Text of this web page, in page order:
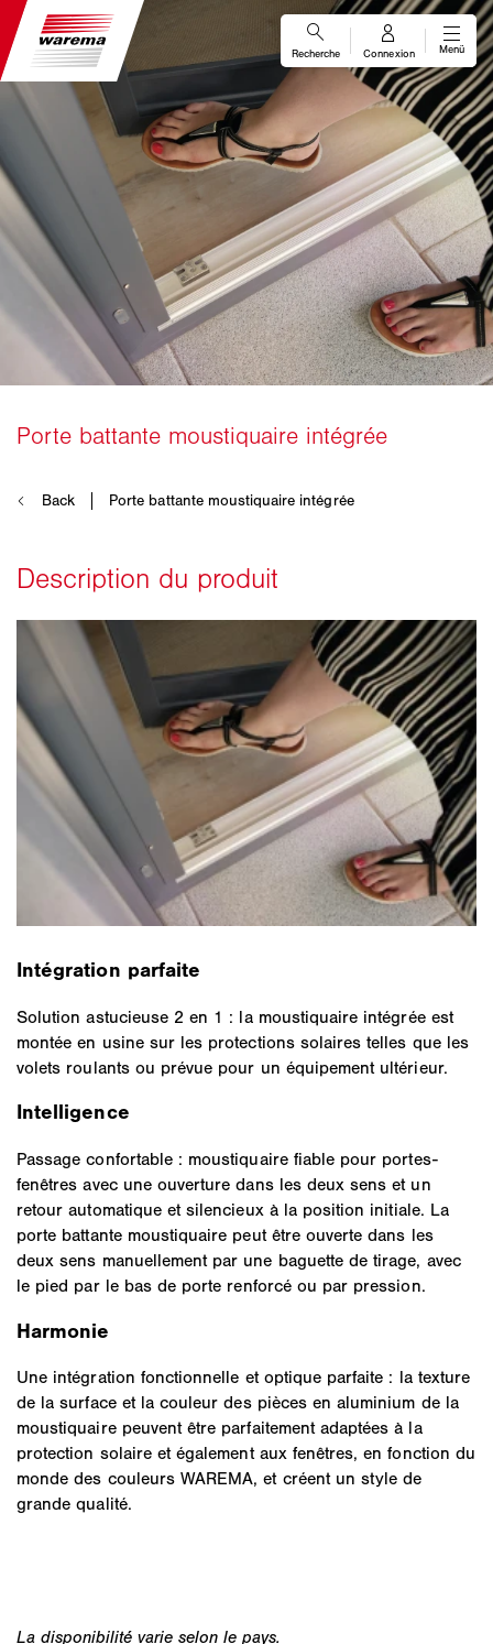
Intégration parfaite
Solution astucieuse 2 en 1 : la moustiquaire intégrée est
montée en usine sur les protections solaires telles que les
volets roulants ou prévue pour un équipement ultérieur.
Intelligence
Passage confortable : moustiquaire fiable pour portes-
fenêtres avec une ouverture dans les deux sens et un
retour automatique et silencieux à la position initiale. La
porte battante moustiquaire peut être ouverte dans les
deux sens manuellement par une baguette de tirage, avec
le pied par le bas de porte renforcé ou par pression.
Harmonie
Une intégration fonctionnelle et optique parfaite : la texture
de la surface et la couleur des pièces en aluminium de la
moustiquaire peuvent être parfaitement adaptées à la
protection solaire et également aux fenêtres, en fonction du
monde des couleurs WAREMA, et créent un style de
grande qualité.